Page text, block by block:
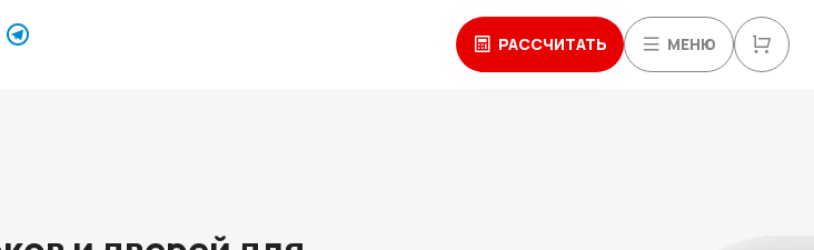
РАССЧИТАТЬ МЕНЮ